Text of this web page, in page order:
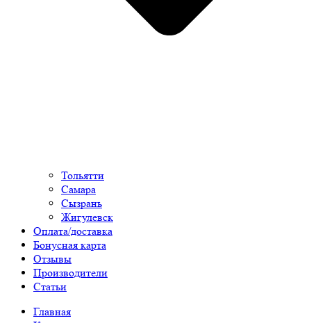
Тольятти
Самара
Сызрань
Жигулевск
Оплата/доставка
Бонусная карта
Отзывы
Производители
Статьи
Главная